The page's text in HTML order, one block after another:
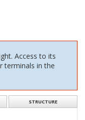
Access to its
terminals in the
STRUCTURE